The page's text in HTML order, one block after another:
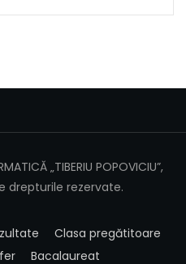
„TIBERIU POPOVICIU”,
drepturile rezervate.
Clasa pregătitoare
Bacalaureat